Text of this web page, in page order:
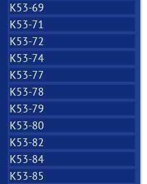
К53-69
К53-71
К53-72
К53-74
К53-77
К53-78
К53-79
К53-80
К53-82
К53-84
К53-85